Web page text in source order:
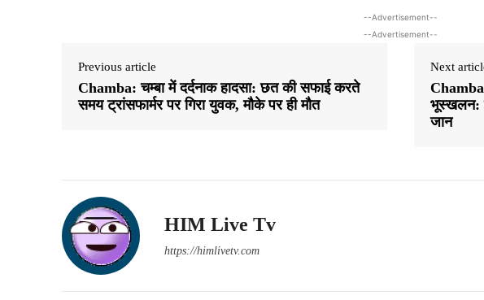
--Advertisement--
--Advertisement--
Previous article
Chamba: चम्बा में दर्दनाक हादसा: छत की सफाई करते
समय ट्रांसफार्मर पर गिरा युवक, मौके पर ही मौत
Next
भूस्खलन:
जान
HIM Live Tv
https://himlivetv.com